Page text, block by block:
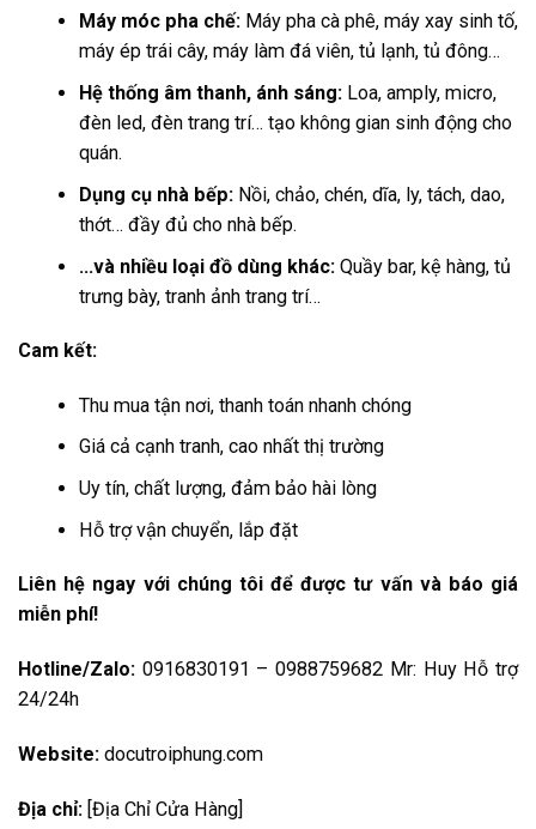
Máy móc pha chế: Máy pha cà phê, máy xay sinh tố,
máy ép trái cây, máy làm đá viên, tủ lạnh, tủ đông…
Hệ thống âm thanh, ánh sáng: Loa, amply, micro,
đèn led, đèn trang trí… tạo không gian sinh động cho
quán.
Dụng cụ nhà bếp: Nồi, chảo, chén, dĩa, ly, tách, dao,
thớt… đầy đủ cho nhà bếp.
…và nhiều loại đồ dùng khác: Quầy bar, kệ hàng, tủ
trưng bày, tranh ảnh trang trí…
Cam kết:
Thu mua tận nơi, thanh toán nhanh chóng
Giá cả cạnh tranh, cao nhất thị trường
Uy tín, chất lượng, đảm bảo hài lòng
Hỗ trợ vận chuyển, lắp đặt
Liên hệ ngay với chúng tôi để được tư vấn và báo giá
miễn phí!
Hotline/Zalo: 0916830191 – 0988759682 Mr: Huy Hỗ trợ
24/24h
Website: docutroiphung.com
Địa chỉ: [Địa Chỉ Cửa Hàng]